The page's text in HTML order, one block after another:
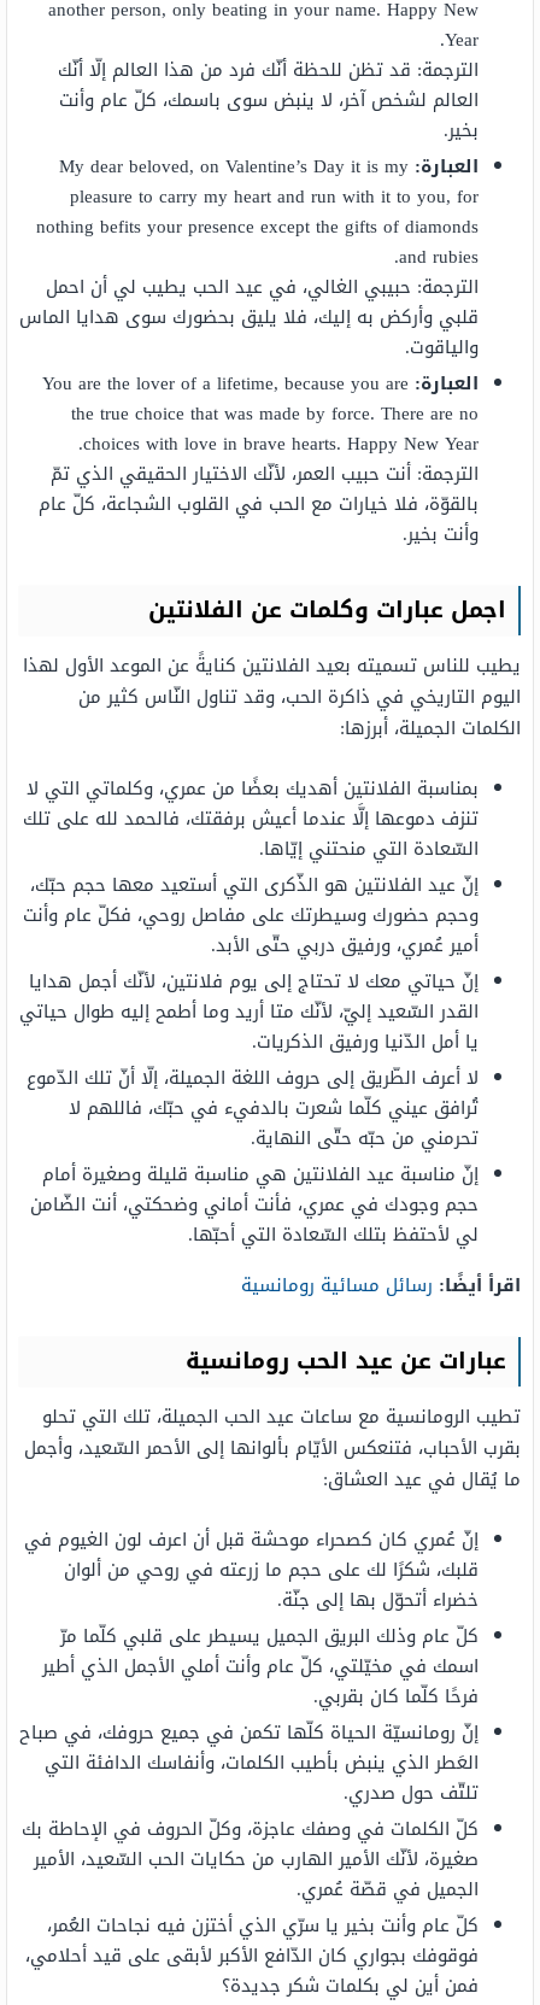
another person, only beating in your name. Happy New
Year.
الترجمة: قد تظن للحظة أنّك فرد من هذا العالم إلّا أنّك
العالم لشخص آخر، لا ينبض سوى باسمك، كلّ عام وأنت
بخير.
العبارة:
My dear beloved, on Valentine’s Day it is my
pleasure to carry my heart and run with it to you, for
nothing befits your presence except the gifts of diamonds
and rubies.
الترجمة: حبيبي الغالي، في عيد الحب يطيب لي أن احمل
قلبي وأركض به إليك، فلا يليق بحضورك سوى هدايا الماس
والياقوت.
العبارة:
You are the lover of a lifetime, because you are
the true choice that was made by force. There are no
choices with love in brave hearts. Happy New Year.
الترجمة: أنت حبيب العمر، لأنّك الاختيار الحقيقي الذي تمّ
بالقوّة، فلا خيارات مع الحب في القلوب الشجاعة، كلّ عام
وأنت بخير.
اجمل عبارات وكلمات عن الفلانتين
يطيب للناس تسميته بعيد الفلانتين كنايةً عن الموعد الأول لهذا
اليوم التاريخي في ذاكرة الحب، وقد تناول النّاس كثير من
الكلمات الجميلة، أبرزها:
بمناسبة الفلانتين أهديك بعضًا من عمري، وكلماتي التي لا
تنزف دموعها إلَّا عندما أعيش برفقتك، فالحمد لله على تلك
السّعادة التي منحتني إيّاها.
إنّ عيد الفلانتين هو الذّكرى التي أستعيد معها حجم حبّك،
وحجم حضورك وسيطرتك على مفاصل روحي، فكلّ عام وأنت
أمير عُمري، ورفيق دربي حتّى الأبد.
إنّ حياتي معك لا تحتاج إلى يوم فلانتين، لأنّك أجمل هدايا
القدر السّعيد إليّ، لأنّك متا أريد وما أطمح إليه طوال حياتي
يا أمل الدّنيا ورفيق الذكريات.
لا أعرف الطّريق إلى حروف اللغة الجميلة، إلّا أنّ تلك الدّموع
تُرافق عيني كلّما شعرت بالدفيء في حبّك، فاللهم لا
تحرمني من حبّه حتّى النهاية.
إنّ مناسبة عيد الفلانتين هي مناسبة قليلة وصغيرة أمام
حجم وجودك في عمري، فأنت أماني وضحكتي، أنت الضّامن
لي لأحتفظ بتلك السّعادة التي أحبّها.
اقرأ أيضًا: رسائل مسائية رومانسية
عبارات عن عيد الحب رومانسية
تطيب الرومانسية مع ساعات عيد الحب الجميلة، تلك التي تحلو
بقرب الأحباب، فتنعكس الأيّام بألوانها إلى الأحمر السّعيد، وأجمل
ما يُقال في عيد العشاق:
إنّ عُمري كان كصحراء موحشة قبل أن اعرف لون الغيوم في
قلبك، شكرًا لك على حجم ما زرعته في روحي من ألوان
خضراء أتحوّل بها إلى جنّة.
كلّ عام وذلك البريق الجميل يسيطر على قلبي كلّما مرّ
اسمك في مخيّلتي، كلّ عام وأنت أملي الأجمل الذي أطير
فرحًا كلّما كان بقربي.
إنّ رومانسيّة الحياة كلّها تكمن في جميع حروفك، في صباح
العَطر الذي ينبض بأطيب الكلمات، وأنفاسك الدافئة التي
تلتّف حول صدري.
كلّ الكلمات في وصفك عاجزة، وكلّ الحروف في الإحاطة بك
صغيرة، لأنّك الأمير الهارب من حكايات الحب السّعيد، الأمير
الجميل في قصّة عُمري.
كلّ عام وأنت بخير يا سرّي الذي أختزن فيه نجاحات العُمر،
فوقوفك بجواري كان الدّافع الأكبر لأبقى على قيد أحلامي،
فمن أين لي بكلمات شكر جديدة؟